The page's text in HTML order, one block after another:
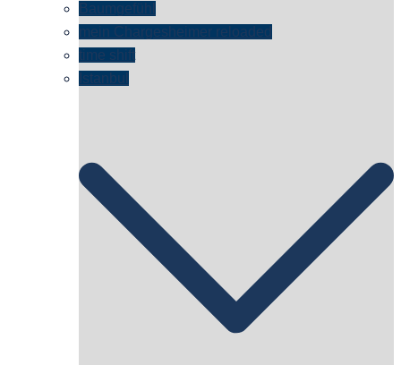
Baumgefühl
mein Chargesheimer reloaded
time shift
Istanbul